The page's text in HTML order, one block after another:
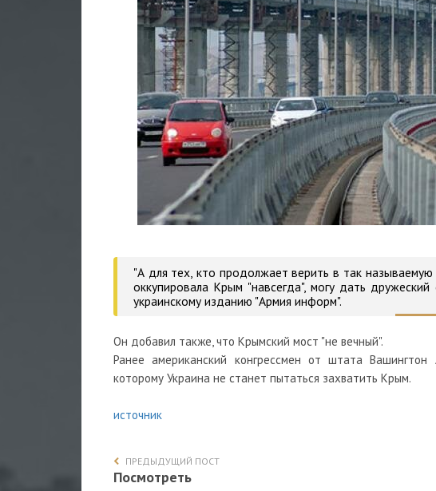
"А для тех, кто продолжает верить в так
оккупировала Крым "навсегда", могу дать
украинскому изданию "Армия информ".
Он добавил также, что Крымский мост "не вечный".
Ранее американский конгрессмен от штата
которому Украина не станет пытаться захватить Крым.
источник
ПРЕДЫДУЩИЙ ПОСТ
Посмотреть